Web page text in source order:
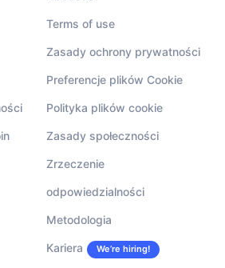
Terms of use
Zasady ochrony prywatności
Preferencje plików Cookie
Polityka plików cookie
Zasady społeczności
Zrzeczenie
odpowiedzialności
Metodologia
Kariera We’re hiring!